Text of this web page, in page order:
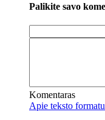
Palikite savo
Komentaras
Apie teksto